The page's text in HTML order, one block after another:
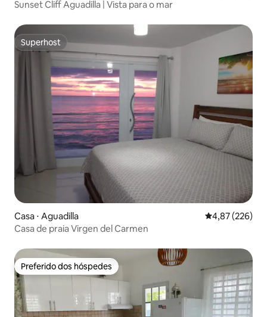
Sunset Cliff Aguadilla | Vista para o mar
Superhost
Superhost
Casa ⋅ Aguadilla 4,87 de uma
4,87 (226)
Casa de praia Virgen del Carmen
Preferido dos hóspedes
Preferido dos hóspedes